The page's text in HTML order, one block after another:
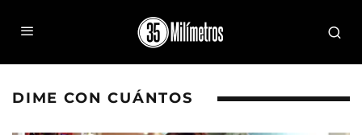
DIME CON CUÁNTOS